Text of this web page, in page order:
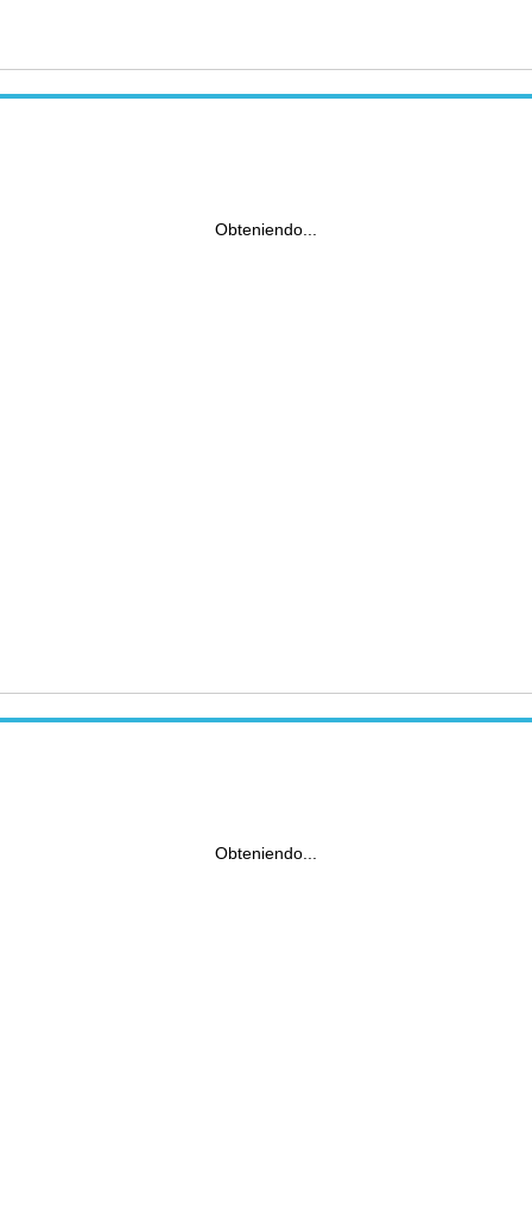
Obteniendo...
Obteniendo...